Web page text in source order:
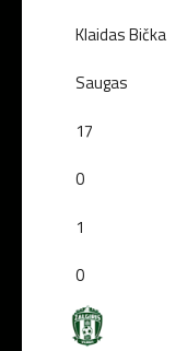
Klaidas Bička
Saugas
17
0
1
0